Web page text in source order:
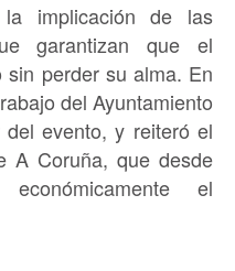
implicación de las
garantizan que el
sin perder su alma. En
del Ayuntamiento
evento, y reiteró el
A Coruña, que desde
el